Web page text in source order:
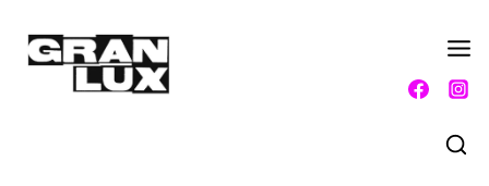
contenu